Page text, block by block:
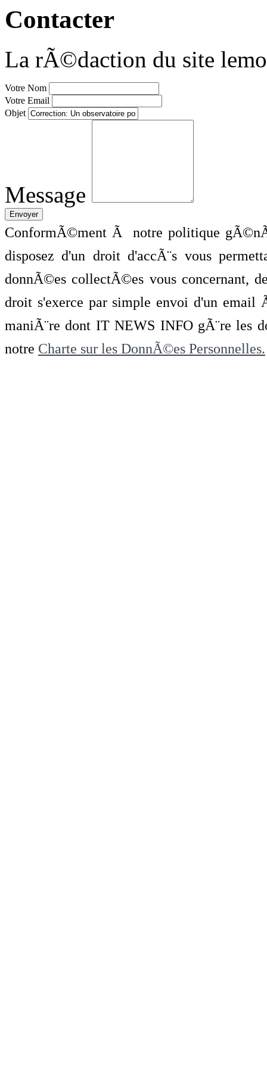
Contacter
La rÃ©daction du site
Votre Nom
Votre Email
Objet
Message
ConformÃ©ment Ã notre politique
disposez d'un droit d'accÃ¨s vous
donnÃ©es collectÃ©es vous concernant,
droit s'exerce par simple envoi d'un
maniÃ¨re dont IT NEWS INFO gÃ¨re les
notre Charte sur les DonnÃ©es Personnelles.